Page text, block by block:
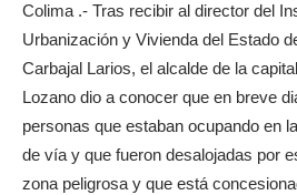
Colima .- Tras recibir al director del
Urbanización y Vivienda del Estado
Carbajal Larios, el alcalde de la
Lozano dio a conocer que en breve
personas que estaban ocupando en
de vía y que fueron desalojadas por
zona peligrosa y que está